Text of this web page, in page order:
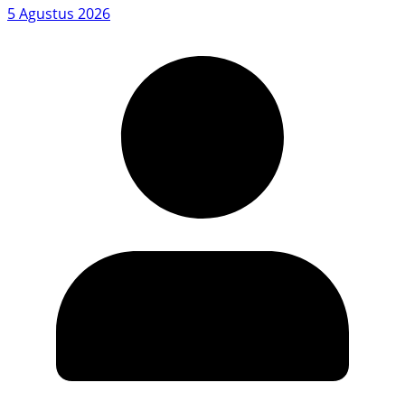
5 Agustus 2026